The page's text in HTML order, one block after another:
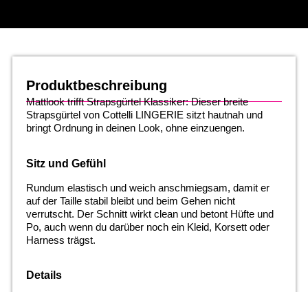
Produktbeschreibung
Mattlook trifft Strapsgürtel Klassiker: Dieser breite
Strapsgürtel von Cottelli LINGERIE sitzt hautnah und
bringt Ordnung in deinen Look, ohne einzuengen.
Sitz und Gefühl
Rundum elastisch und weich anschmiegsam, damit er
auf der Taille stabil bleibt und beim Gehen nicht
verrutscht. Der Schnitt wirkt clean und betont Hüfte und
Po, auch wenn du darüber noch ein Kleid, Korsett oder
Harness trägst.
Details